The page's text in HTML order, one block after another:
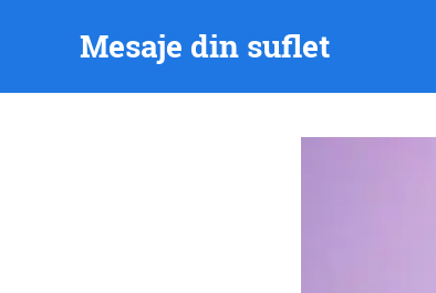
Mesaje din suflet